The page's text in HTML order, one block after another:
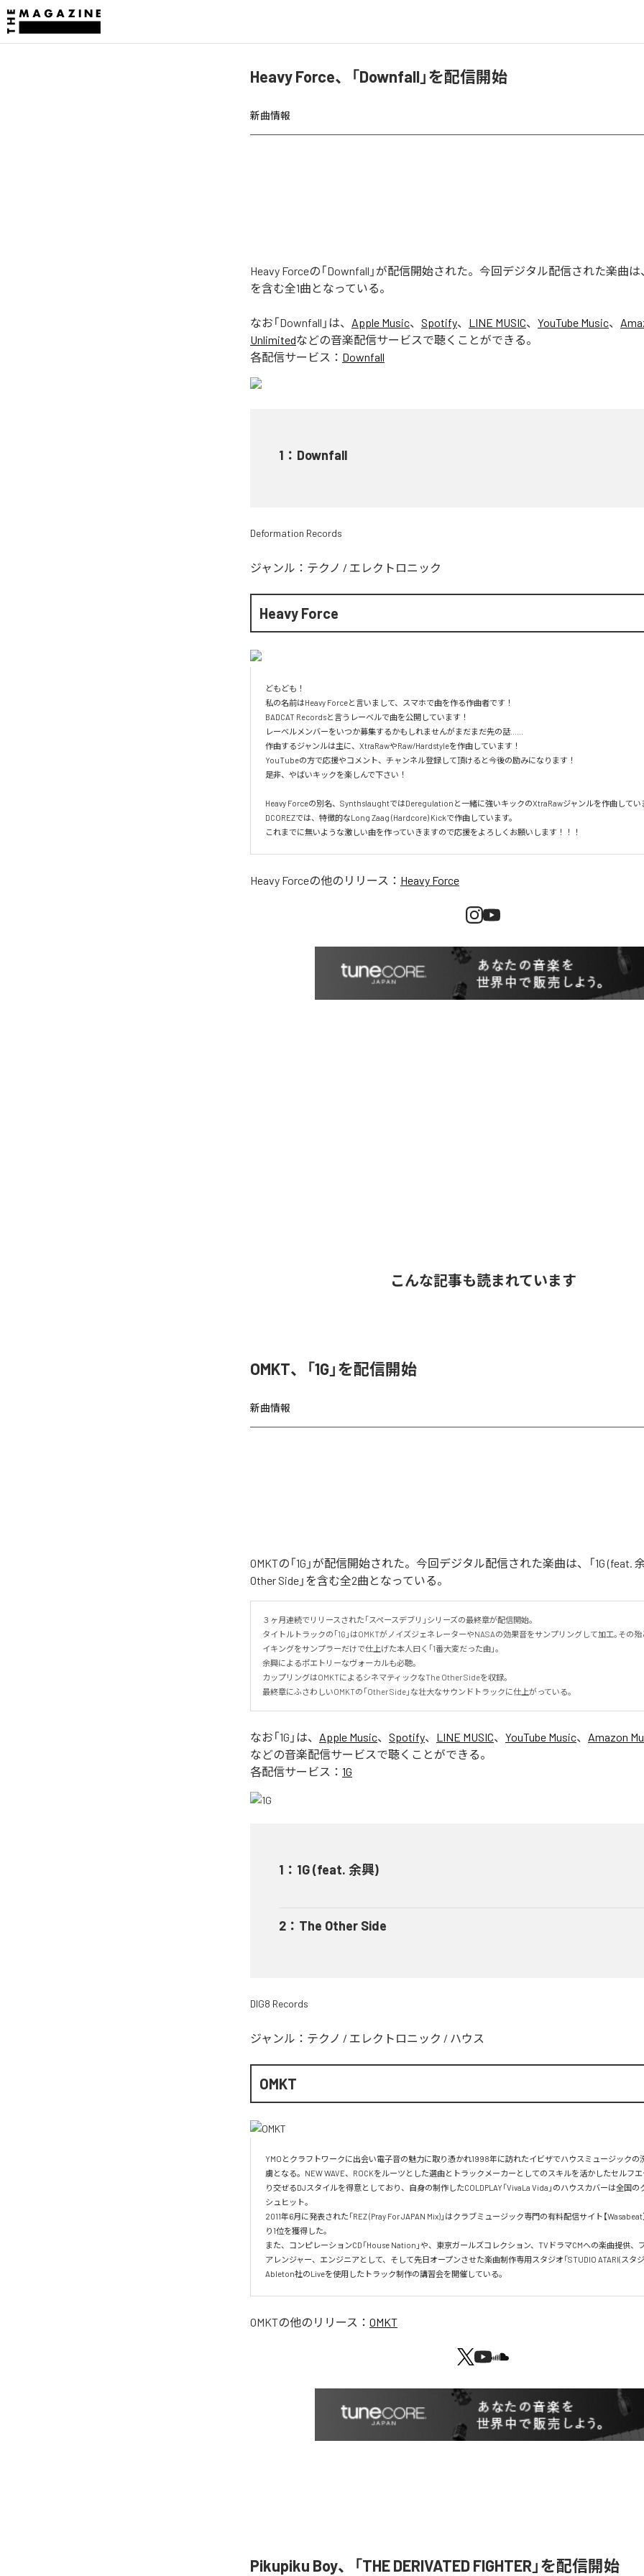
Heavy Force、「Downfall」を配信開始
新曲情報
Heavy Forceの「Downfall」が配信開始された。今回デジタル配信された楽曲は
を含む全1曲となっている。
なお「Downfall 」は、 Apple Music、 Spotify、 LINE MUSIC、 YouTube Music、
Unlimitedなどの音楽配信サービスで聴くことができる。
各配信サービス： Downfall
1 ： Downfall
Deformation Records
ジャンル： テクノ / エレクトロニック
Heavy Force
どもども！
私の名前はHeavy Forceと言いまして、スマホで曲を作る作曲者です！
BADCAT Recordsと言うレーベルで曲を公開しています！
レーベルメンバーをいつか募集するかもしれませんがまだまだ先の話......
作曲するジャンルは主に、XtraRawやRaw/Hardstyleを作曲しています！
YouTubeの方で応援やコメント、チャンネル登録して頂けると今後の励みになります！
是非、やばいキックを楽しんで下さい！
Heavy Forceの別名、SynthslaughtではDeregulationと一緒に強いキックのXtraRawジャンルを作曲してい
DCOREZでは、特徴的なLong Zaag (Hardcore) Kickで作曲しています。
これまでに無いような激しい曲を作っていきますので応援をよろしくお願いします！！！
Heavy Forceの他のリリース： Heavy Force
こんな記事も読まれています
OMKT、「1G」を配信開始
新曲情報
OMKTの「1G」が配信開始された。今回デジタル配信された楽曲は、「1G (feat. 余
Other Side」を含む全2曲となっている。
３ヶ月連続でリリースされた｢スペースデブリ｣シリーズの最終章が配信開始｡
タイトルトラックの｢1G｣はOMKTがノイズジェネレーターやNASAの効果音をサンプリングして加工｡その
イキングをサンプラーだけで仕上げた本人曰く｢1番大変だった曲｣。
余興によるポエトリーなヴォーカルも必聴｡
カップリングはOMKTによるシネマティックなThe Other Sideを収録｡
最終章にふさわしいOMKTの｢Other Side｣な壮大なサウンドトラックに仕上がっている｡
なお「1G 」は、 Apple Music、 Spotify、 LINE MUSIC、 YouTube Music、 Amazon
などの音楽配信サービスで聴くことができる。
各配信サービス： 1G
1 ： 1G (feat. 余興)
2 ： The Other Side
DIG8 Records
ジャンル： テクノ / エレクトロニック / ハウス
OMKT
YMOとクラフトワークに出会い電子音の魅力に取り憑かれ1998年に訪れたイビザでハウスミュージックの
虜となる。NEW WAVE、ROCKをルーツとした選曲とトラックメーカーとしてのスキルを活かしたセルフ
り交ぜるDJスタイルを得意としており、自身の制作したCOLDPLAY「VivaLa Vida」のハウスカバーは全国の
シュヒット。
2011年6月に発表された「REZ (Pray For JAPAN Mix)」はクラブミュージック専門の有料配信サイト【
り1位を獲得した。
また、コンピレーションCD「House Nation」や、東京ガールズコレクション、TVドラマCMへの楽曲提供、
アレンジャー、エンジニアとして、そして先日オープンさせた楽曲制作専用スタジオ「STUDIO ATARI(スタ
Ableton社のLiveを使用したトラック制作の講習会を開催している。
OMKTの他のリリース： OMKT
Pikupiku Boy、「THE DERIVATED FIGHTER」を配信開始